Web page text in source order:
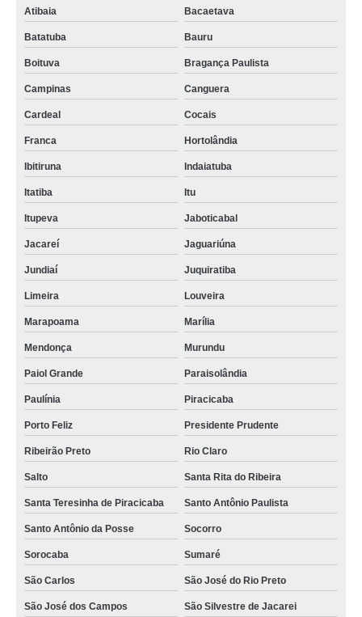
Atibaia Bacaetava
Batatuba Bauru
Boituva Bragança Paulista
Campinas Canguera
Cardeal Cocais
Franca Hortolândia
Ibitiruna Indaiatuba
Itatiba Itu
Itupeva Jaboticabal
Jacareí Jaguariúna
Jundiaí Juquiratiba
Limeira Louveira
Marapoama Marília
Mendonça Murundu
Paiol Grande Paraisolândia
Paulínia Piracicaba
Porto Feliz Presidente Prudente
Ribeirão Preto Rio Claro
Salto Santa Rita do Ribeira
Santa Teresinha de Piracicaba Santo Antônio Paulista
Santo Antônio da Posse Socorro
Sorocaba Sumaré
São Carlos São José do Rio Preto
São José dos Campos São Silvestre de Jacarei